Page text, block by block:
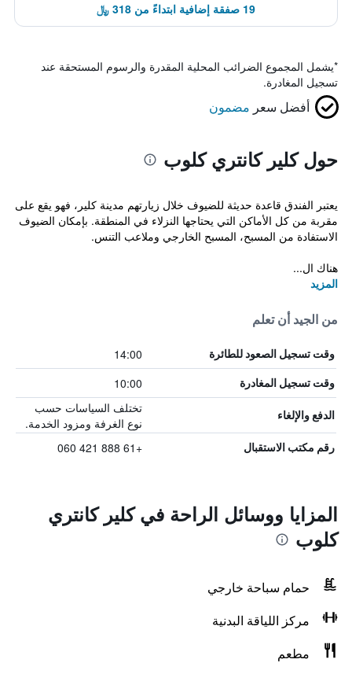
19 صفقة إضافية ابتداءً من 318 ﷼
*يشمل المجموع الضرائب المحلية المقدرة والرسوم المستحقة عند
تسجيل المغادرة.
أفضل سعر مضمون
حول كلير كانتري كلوب
يعتبر الفندق قاعدة حديثة للضيوف خلال زيارتهم مدينة كلير، فهو يقع على
مقربة من كل الأماكن التي يحتاجها النزلاء في المنطقة. بإمكان الضيوف
الاستفادة من المسبح، المسبح الخارجي وملاعب التنس.
هناك ال...
المزيد
من الجيد أن تعلم
وقت تسجيل الصعود للطائرة 14:00
وقت تسجيل المغادرة 10:00
الدفع والإلغاء
تختلف السياسات حسب
نوع الغرفة ومزود الخدمة.
رقم مكتب الاستقبال +61 888 421 060
المزايا ووسائل الراحة في كلير كانتري
كلوب
حمام سباحة خارجي
مركز اللياقة البدنية
مطعم